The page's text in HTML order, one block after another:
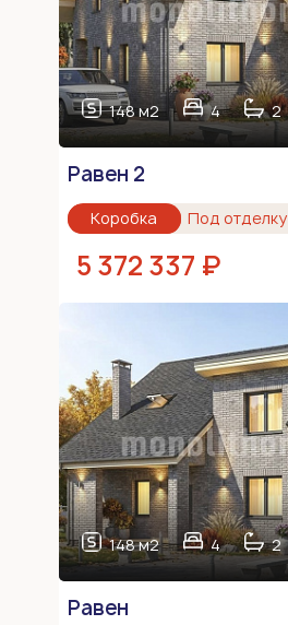
148 м2 4 2
Равен 2
Коробка Под отделку
5 372 337 ₽
148 м2 4 2
Равен